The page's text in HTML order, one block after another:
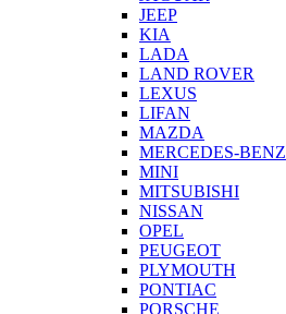
JEEP
KIA
LADA
LAND ROVER
LEXUS
LIFAN
MAZDA
MERCEDES-BENZ
MINI
MITSUBISHI
NISSAN
OPEL
PEUGEOT
PLYMOUTH
PONTIAC
PORSCHE